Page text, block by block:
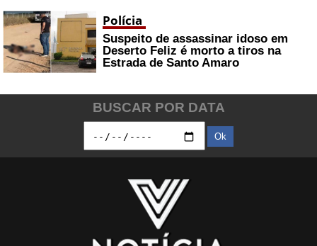
Polícia
Suspeito de assassinar idoso em
Deserto Feliz é morto a tiros na
Estrada de Santo Amaro
BUSCAR POR DATA
Ok